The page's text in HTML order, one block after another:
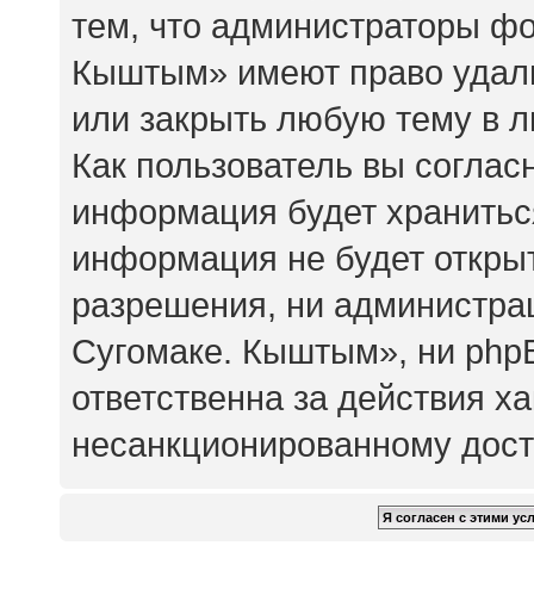
тем, что администраторы
Кыштым» имеют право
или закрыть любую тему в
Как пользователь вы
информация будет
информация не будет
разрешения, ни
Сугомаке. Кыштым», ни
ответственна за действия
несанкционированному